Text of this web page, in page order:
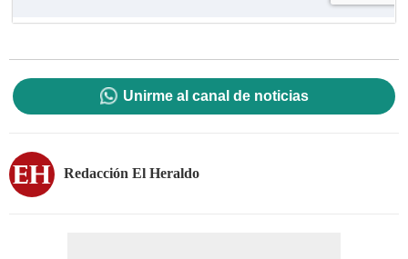
Unirme al canal de noticias
Redacción El Heraldo